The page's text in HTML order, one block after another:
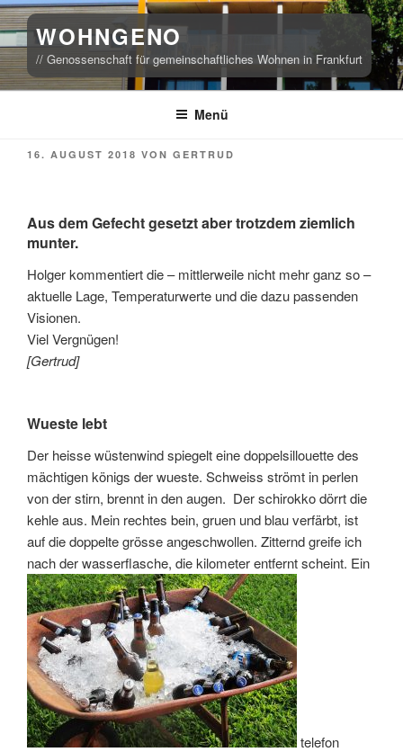
Zum
Inhalt
springen
WOHNGENO
// Genossenschaft für gemeinschaftliches Wohnen in Frankfurt
Menü
VERÖFFENTLICHT
16. AUGUST 2018 VON GERTRUD
Aus dem Gefecht gesetzt aber trotzdem ziemlich
munter.
Holger kommentiert die – mittlerweile nicht mehr ganz so –
aktuelle Lage, Temperaturwerte und die dazu passenden
Visionen.
Viel Vergnügen!
[Gertrud]
Wueste lebt
Der heisse wüstenwind spiegelt eine doppelsillouette des
mächtigen königs der wueste. Schweiss strömt in perlen
von der stirn, brennt in den augen. Der schirokko dörrt die
kehle aus. Mein rechtes bein, gruen und blau verfärbt, ist
auf die doppelte grösse angeschwollen. Zitternd greife ich
nach der wasserflasche, die kilometer entfernt scheint. Ein
telefon